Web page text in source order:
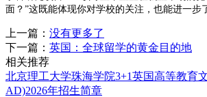
面？”这既能体现你对学校的关注，也能进一步
上一篇： 没有更多了
下一篇： 英国：全球留学的黄金目的地
相关推荐
北京理工大学珠海学院3+1英国高等教育
AD)2026年招生简章